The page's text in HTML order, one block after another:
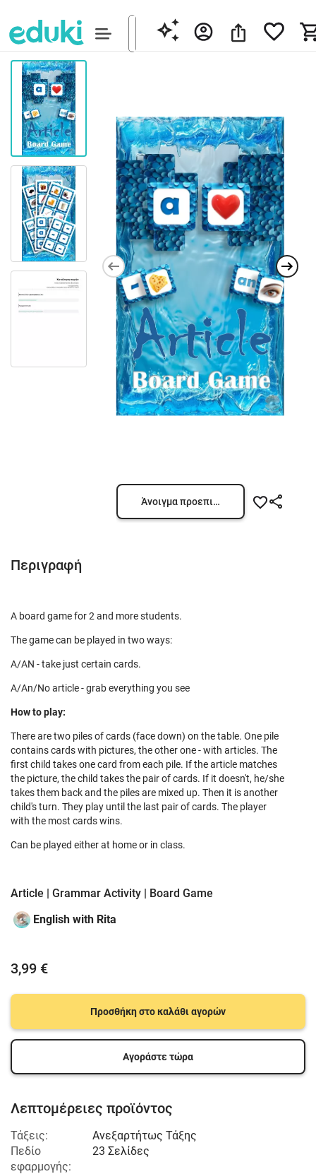
Άνοιγμα προεπισκόπησης
Περιγραφή
A board game for 2 and more students.
The game can be played in two ways:
A/AN - take just certain cards.
A/An/No article - grab everything you see
How to play:
There are two piles of cards (face down) on the table. One pile
contains cards with pictures, the other one - with articles. The
first child takes one card from each pile. If the article matches
the picture, the child takes the pair of cards. If it doesn't, he/she
takes them back and the piles are mixed up. Then it is another
child's turn. They play until the last pair of cards. The player
with the most cards wins.
Can be played either at home or in class.
Article | Grammar Activity | Board Game
English with Rita
3,99 €
Προσθήκη στο καλάθι αγορών
Αγοράστε τώρα
Λεπτομέρειες προϊόντος
Τάξεις:
Ανεξαρτήτως Τάξης
Πεδίο
εφαρμογής:
23 Σελίδες